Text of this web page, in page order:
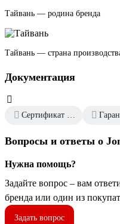
Тайвань — родина бренда
Тайвань — страна
Документация
Сертификат дилера
Вопросы и ответы о
Нужна помощь?
Задайте вопрос – вам
бренда или один из
Задать вопрос